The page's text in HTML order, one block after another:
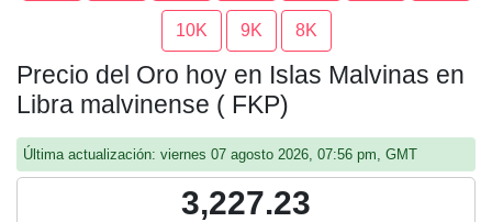
10K 9K 8K
Precio del Oro hoy en Islas Malvinas en
Libra malvinense ( FKP)
Última actualización: viernes 07 agosto 2026, 07:56 pm, GMT
3,227.23